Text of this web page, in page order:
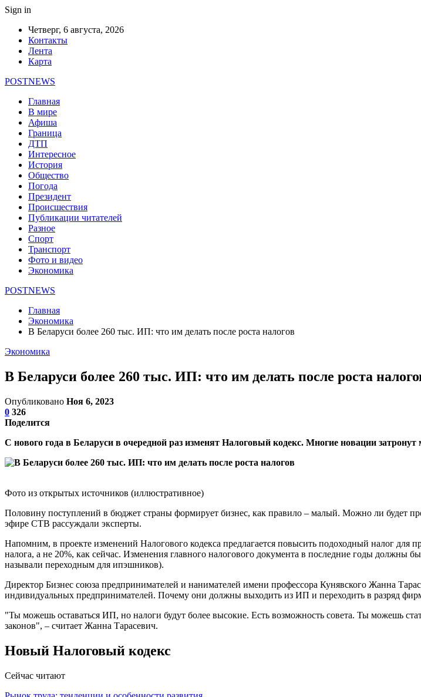
Sign in
Четверг, 6 августа, 2026
Контакты
Лента
Карта
POSTNEWS
Главная
В мире
Афиша
Граница
ДТП
Интересное
История
Общество
Погода
Президент
Происшествия
Публикации читателей
Разное
Спорт
Транспорт
Фото и видео
Экономика
POSTNEWS
Главная
Экономика
В Беларуси более 260 тыс. ИП: что им делать после роста налогов
Экономика
В Беларуси более 260 тыс. ИП: что им делать после роста
Опубликовано Ноя 6, 2023
0 326
Поделится
С нового года в Беларуси в очередной раз изменят Налоговый кодекс. Многие новации затронут
Фото из открытых источников (иллюстративное)
Половину поступлений в бюджет страны формирует бизнес, как правило – малый. Можно ли будет
эфире СТВ рассуждали эксперты.
Напомним, в проекте изменений Налогового кодекса предлагается повысить подоходный налог для
налога, а не 20%, как сейчас. Изменения главного налогового документа в последние годы должны
называли переходным для ипэшников).
Директор Бизнес союза предпринимателей и нанимателей имени профессора Кунявского Жанна
индивидуальных предпринимателей. Почему они должны выходить из ИП и переходить в разряд
"Ты можешь оставаться ИП, но налоги будут более высокие. Есть возможность совета. Ты можешь
законов", – считает Жанна Тарасевич.
Новый Налоговый кодекс
Сейчас читают